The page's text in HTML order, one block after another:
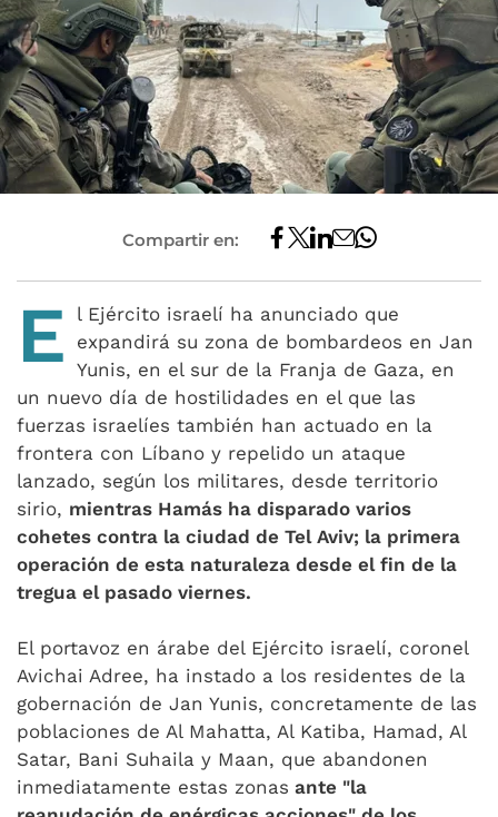
Compartir en:
E
l Ejército israelí ha anunciado que
expandirá su zona de bombardeos en Jan
Yunis, en el sur de la Franja de Gaza, en
un nuevo día de hostilidades en el que las
fuerzas israelíes también han actuado en la
frontera con Líbano y repelido un ataque
lanzado, según los militares, desde territorio
sirio, mientras Hamás ha disparado varios
cohetes contra la ciudad de Tel Aviv; la primera
operación de esta naturaleza desde el fin de la
tregua el pasado viernes.
El portavoz en árabe del Ejército israelí, coronel
Avichai Adree, ha instado a los residentes de la
gobernación de Jan Yunis, concretamente de las
poblaciones de Al Mahatta, Al Katiba, Hamad, Al
Satar, Bani Suhaila y Maan, que abandonen
inmediatamente estas zonas ante "la